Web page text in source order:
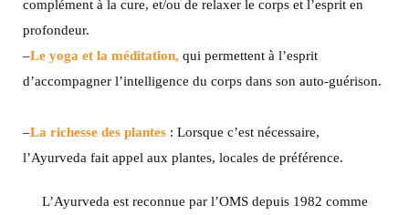
complément à la cure, et/ou de relaxer le corps et l’esprit en
profondeur.
–Le yoga et la méditation, qui permettent à l’esprit
d’accompagner l’intelligence du corps dans son auto-guérison.
–La richesse des plantes : Lorsque c’est nécessaire,
l’Ayurveda fait appel aux plantes, locales de préférence.
L’Ayurveda est reconnue par l’OMS depuis 1982 comme